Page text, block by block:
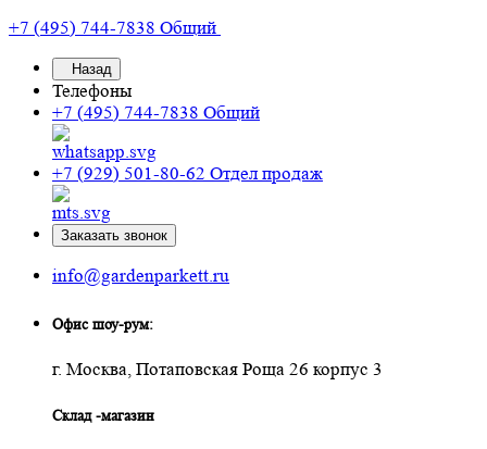
+7 (495) 744-7838 Общий
Назад
Телефоны
+7 (495) 744-7838 Общий
+7 (929) 501-80-62 Отдел продаж
Заказать звонок
info@gardenparkett.ru
Офис шоу-рум:
г. Москва, Потаповская Роща 26 корпус 3
Склад -магазин